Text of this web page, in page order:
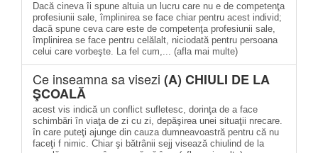
Dacă cineva îi spune altuia un lucru care nu e de competenţa
profesiunii sale, împlinirea se face chiar pentru acest individ;
dacă spune ceva care este de competenţa profesiunii sale,
împlinirea se face pentru celălalt, niciodată pentru persoana
celui care vorbeşte. La fel cum,... (afla mai multe)
Ce inseamna sa visezi (A) CHIULI DE LA
ŞCOALĂ
acest vis indică un conflict sufletesc, dorinţa de a face
schimbări în viaţa de zi cu zi, depăşirea unei situaţii nrecare.
în care puteţi ajunge din cauza dumneavoastră pentru că nu
faceţi f nimic. Chiar şi bătrânii sejj visează chiulind de la